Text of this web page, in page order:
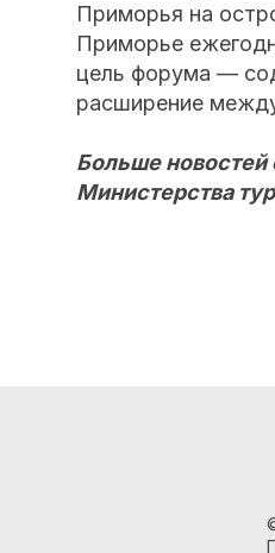
Приморья на
Приморье
цель форума —
расширение
Больше новостей
Министерства